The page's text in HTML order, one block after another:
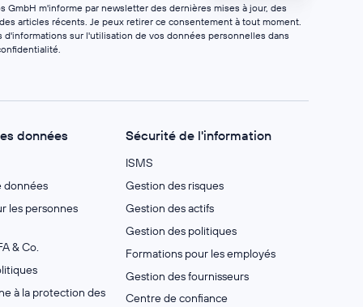
GmbH m'informe par newsletter des dernières mises à jour, des
articles récents. Je peux retirer ce consentement à tout moment.
d'informations sur l'utilisation de vos données personnelles dans
données
données
les personnes
& Co.
à la protection des
Sécurité de l'information
ISMS
Gestion des risques
Gestion des actifs
Gestion des politiques
Formations pour les employés
Gestion des fournisseurs
Centre de confiance